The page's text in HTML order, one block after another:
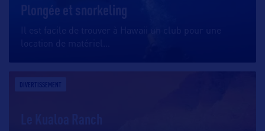
Plongée et snorkeling
Il est facile de trouver à Hawaii un club pour une
location de matériel
DIVERTISSEMENT